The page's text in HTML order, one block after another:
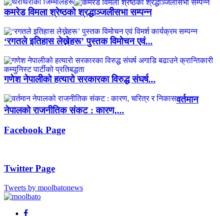
कमरेड विमला श्रेष्ठको श्रद्धाञ्जलीसभा सम्पन्न
‘रगतले इतिहास लेख्नेहरू’ पुस्तक विमोचन एवं...
गणेश नेपालीको हत्यारो सरकारका विरुद्ध संघर्ष...
वर्तमान
नेपालको राजनीतिक संकट : कारण,...
Facebook Page
Twitter Page
Tweets by moolbatonews